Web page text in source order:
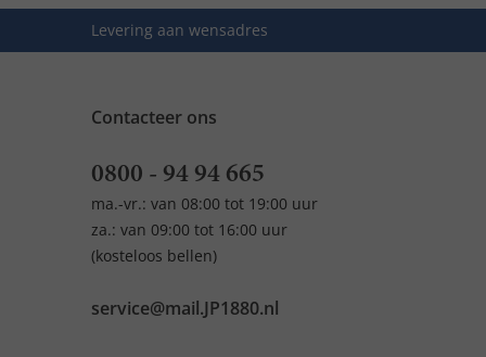
Levering aan wensadres
Contacteer ons
0800 - 94 94 665
ma.-vr.: van 08:00 tot 19:00 uur
za.: van 09:00 tot 16:00 uur
(kosteloos bellen)
service@mail.JP1880.nl